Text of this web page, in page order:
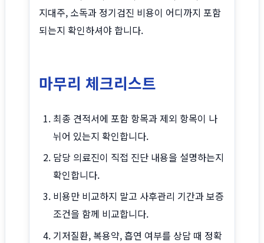
지대주, 소독과 정기검진 비용이 어디까지 포함
되는지 확인하셔야 합니다.
마무리 체크리스트
최종 견적서에 포함 항목과 제외 항목이 나
뉘어 있는지 확인합니다.
담당 의료진이 직접 진단 내용을 설명하는지
확인합니다.
비용만 비교하지 말고 사후관리 기간과 보증
조건을 함께 비교합니다.
기저질환, 복용약, 흡연 여부를 상담 때 정확